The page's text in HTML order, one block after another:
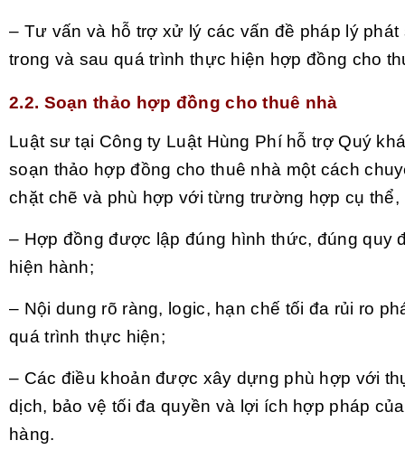
– Tư vấn và hỗ trợ xử lý các vấn đề pháp lý
trong và sau quá trình thực hiện hợp đồng cho
2.2. Soạn thảo hợp đồng cho thuê nhà
Luật sư tại Công ty Luật Hùng Phí hỗ trợ Quý
soạn thảo hợp đồng cho thuê nhà một cách
chặt chẽ và phù hợp với từng trường hợp cụ thể,
– Hợp đồng được lập đúng hình thức, đúng quy
hiện hành;
– Nội dung rõ ràng, logic, hạn chế tối đa rủi ro
quá trình thực hiện;
– Các điều khoản được xây dựng phù hợp với
dịch, bảo vệ tối đa quyền và lợi ích hợp pháp
hàng.